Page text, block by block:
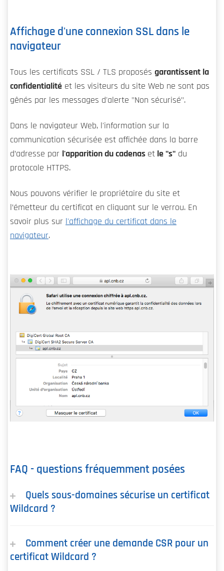
Affichage d'une connexion SSL dans le
navigateur
Tous les certificats SSL / TLS proposés garantissent la
confidentialité et les visiteurs du site Web ne sont pas
gênés par les messages d'alerte "Non sécurisé".
Dans le navigateur Web, l'information sur la
communication sécurisée est affichée dans la barre
d’adresse par l'apparition du cadenas et le "s" du
protocole HTTPS.
Nous pouvons vérifier le propriétaire du site et
l’émetteur du certificat en cliquant sur le verrou. En
savoir plus sur
l'affichage du certificat dans le
navigateur.
FAQ - questions fréquemment posées
Quels sous-domaines sécurise un certificat
Wildcard ?
Comment créer une demande CSR pour un
certificat Wildcard ?